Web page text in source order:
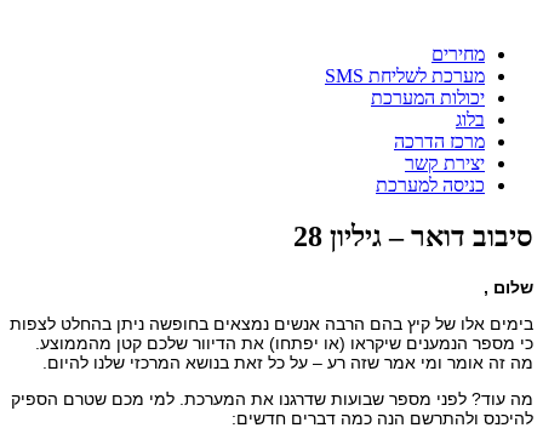
מחירים
מערכת לשליחת SMS
יכולות המערכת
בלוג
מרכז הדרכה
יצירת קשר
כניסה למערכת
סיבוב דואר – גיליון 28
שלום ,
בימים אלו של קיץ בהם הרבה אנשים נמצאים בחופשה ניתן בהחלט לצפות
כי מספר הנמענים שיקראו (או יפתחו) את הדיוור שלכם קטן מהממוצע.
מה זה אומר ומי אמר שזה רע – על כל זאת בנושא המרכזי שלנו להיום.
מה עוד? לפני מספר שבועות שדרגנו את המערכת. למי מכם שטרם הספיק
להיכנס ולהתרשם הנה כמה דברים חדשים: